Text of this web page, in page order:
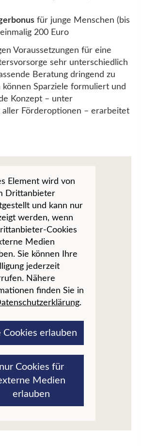
für junge Menschen (bis
200 Euro
Voraussetzungen für eine
sehr unterschiedlich
Beratung dringend zu
Sparziele formuliert und
Konzept – unter
aller Förderoptionen – erarbeitet
Element wird von
Drittanbieter
und kann nur
werden, wenn
Cookies
Medien
Sie können Ihre
jederzeit
Nähere
finden Sie in
.
Cookies erlauben
nur Cookies für
Medien
erlauben